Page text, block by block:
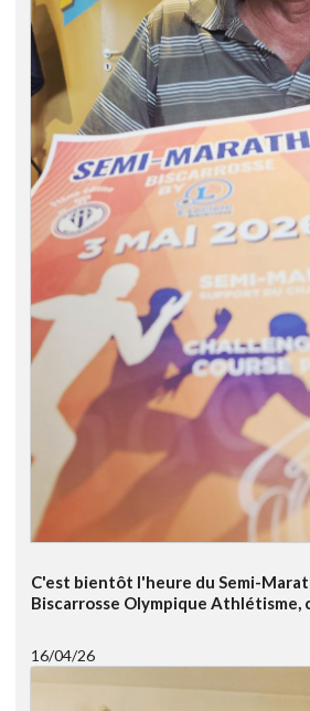
C'est bientôt l'heure du Semi-
Biscarrosse Olympique Athlétisme,
16/04/26